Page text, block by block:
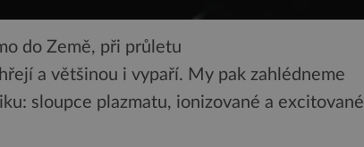
do Země, při průletu
a většinou i vypaří. My pak zahlédneme
sloupce plazmatu, ionizované a excitované